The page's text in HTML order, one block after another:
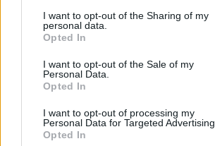
I want to opt-out of the Sharing of my
personal data.
Opted In
I want to opt-out of the Sale of my
Personal Data.
Opted In
I want to opt-out of processing my
Personal Data for Targeted Advertising.
Opted In